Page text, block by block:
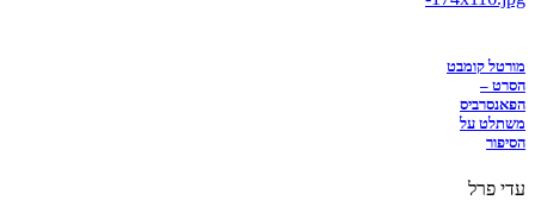
מורטל קומבט
הסרט –
הפאנסרביס
משתלט על
הסיפור
עדי פרל